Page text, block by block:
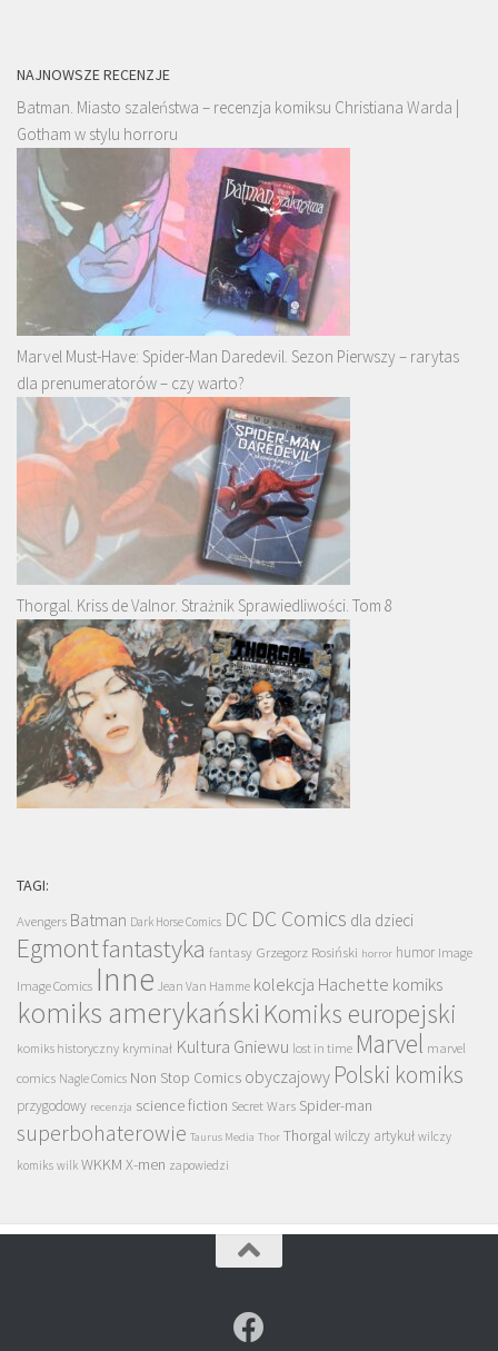
NAJNOWSZE RECENZJE
Batman. Miasto szaleństwa – recenzja komiksu Christiana Warda |
Gotham w stylu horroru
Marvel Must-Have: Spider-Man Daredevil. Sezon Pierwszy – rarytas
dla prenumeratorów – czy warto?
Thorgal. Kriss de Valnor. Strażnik Sprawiedliwości. Tom 8
TAGI:
Avengers Batman Dark Horse Comics DC DC Comics dla dzieci
Egmontfantastyka fantasy Grzegorz Rosiński horror humor Image
Image Comics Inne Jean Van Hamme kolekcja Hachette komiks
komiks amerykański Komiks europejski
komiks historyczny kryminał Kultura Gniewu lost in time Marvel marvel
comics Nagle Comics Non Stop Comics obyczajowy Polski komiks
przygodowy recenzja science fiction Secret Wars Spider-man
superbohaterowie Taurus Media Thor Thorgalwilczy artykuł wilczy
komiks wilk WKKM X-men zapowiedzi